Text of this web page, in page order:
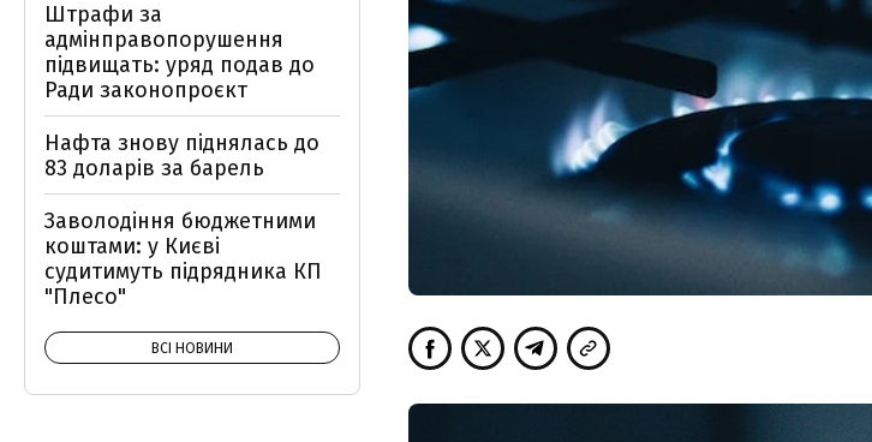
Штрафи за
адмінправопорушення
підвищать: уряд подав до
Ради законопроєкт
Нафта знову піднялась до
83 доларів за барель
Заволодіння бюджетними
коштами: у Києві
судитимуть підрядника КП
"Плесо"
ВСІ НОВИНИ